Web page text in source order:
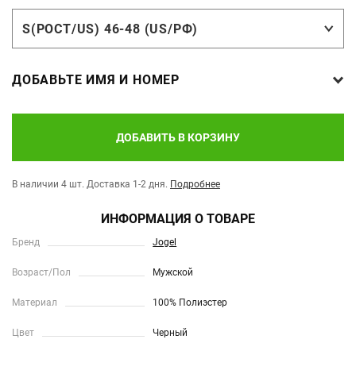
S(РОСТ/US) 46-48 (US/РФ)
ДОБАВЬТЕ ИМЯ И НОМЕР
ДОБАВИТЬ В КОРЗИНУ
В наличии 4 шт. Доставка 1-2 дня. Подробнее
ИНФОРМАЦИЯ О ТОВАРЕ
Бренд Jogel
Возраст/Пол Мужской
Материал 100% Полиэстер
Цвет Черный